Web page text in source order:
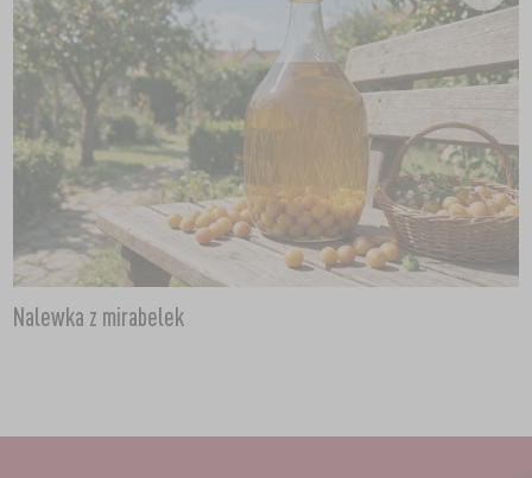
Nalewka z mirabelek